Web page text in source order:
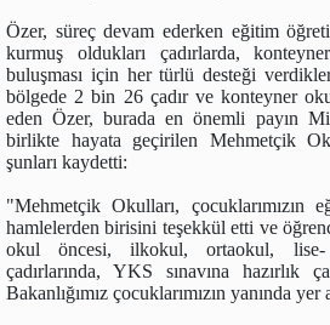
Özer, süreç devam ederken eğitim
kurmuş oldukları çadırlarda,
buluşması için her türlü desteği
bölgede 2 bin 26 çadır ve konteyner
eden Özer, burada en önemli payın
birlikte hayata geçirilen Mehmetçik
şunları kaydetti:
"Mehmetçik Okulları, çocuklarımızın
hamlelerden birisini teşekkül etti ve
okul öncesi, ilkokul, ortaokul, lise-
çadırlarında, YKS sınavına hazırlık
Bakanlığımız çocuklarımızın yanında yer